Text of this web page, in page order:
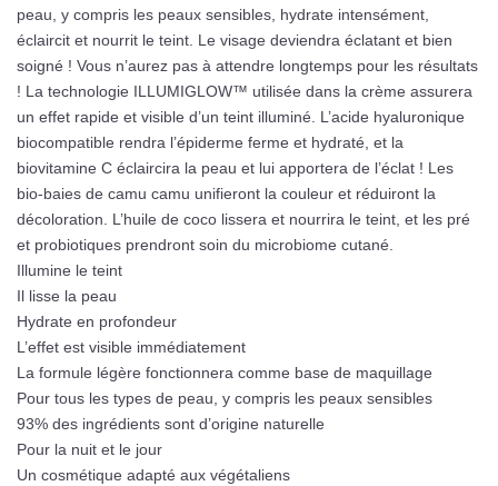
peau, y compris les peaux sensibles, hydrate intensément,
éclaircit et nourrit le teint. Le visage deviendra éclatant et bien
soigné ! Vous n’aurez pas à attendre longtemps pour les résultats
! La technologie ILLUMIGLOW™ utilisée dans la crème assurera
un effet rapide et visible d’un teint illuminé. L’acide hyaluronique
biocompatible rendra l’épiderme ferme et hydraté, et la
biovitamine C éclaircira la peau et lui apportera de l’éclat ! Les
bio-baies de camu camu unifieront la couleur et réduiront la
décoloration. L’huile de coco lissera et nourrira le teint, et les pré
et probiotiques prendront soin du microbiome cutané.
Illumine le teint
Il lisse la peau
Hydrate en profondeur
L’effet est visible immédiatement
La formule légère fonctionnera comme base de maquillage
Pour tous les types de peau, y compris les peaux sensibles
93% des ingrédients sont d’origine naturelle
Pour la nuit et le jour
Un cosmétique adapté aux végétaliens